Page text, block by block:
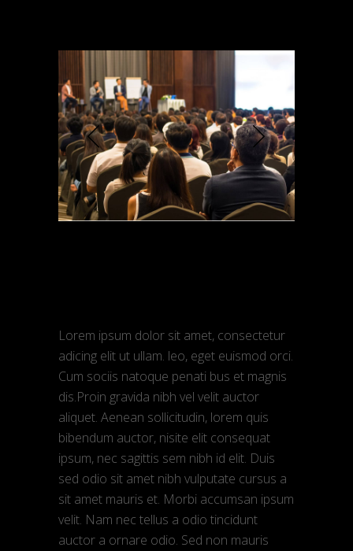
Lorem ipsum dolor sit amet, consectetur
adicing elit ut ullam. leo, eget euismod orci.
Cum sociis natoque penati bus et magnis
dis.Proin gravida nibh vel velit auctor
aliquet. Aenean sollicitudin, lorem quis
bibendum auctor, nisite elit consequat
ipsum, nec sagittis sem nibh id elit. Duis
sed odio sit amet nibh vulputate cursus a
sit amet mauris et. Morbi accumsan ipsum
velit. Nam nec tellus a odio tincidunt
auctor a ornare odio. Sed non mauris